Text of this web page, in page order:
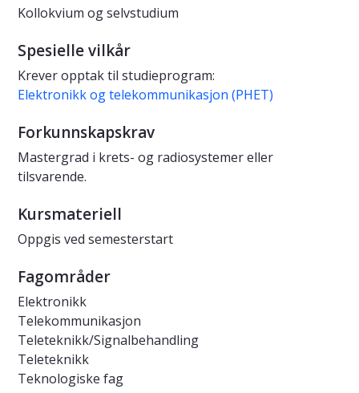
Kollokvium og selvstudium
Spesielle vilkår
Krever opptak til studieprogram:
Elektronikk og telekommunikasjon (PHET)
Forkunnskapskrav
Mastergrad i krets- og radiosystemer eller
tilsvarende.
Kursmateriell
Oppgis ved semesterstart
Fagområder
Elektronikk
Telekommunikasjon
Teleteknikk/Signalbehandling
Teleteknikk
Teknologiske fag